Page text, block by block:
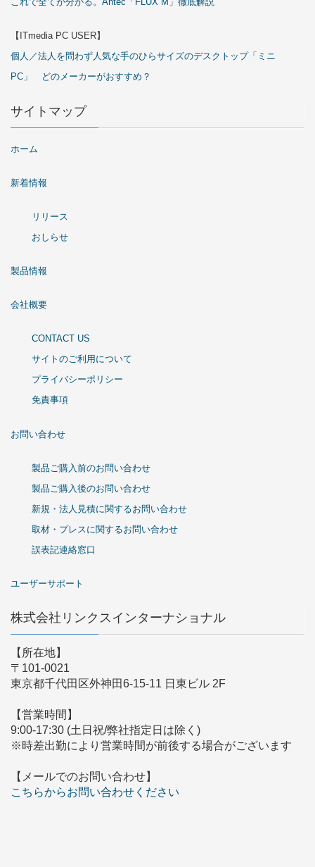
【ITmedia PC USER】
個人／法人を問わず人気な手のひらサイズのデスクトップ「ミニ
PC」 どのメーカーがおすすめ？
サイトマップ
ホーム
新着情報
リリース
おしらせ
製品情報
会社概要
CONTACT US
サイトのご利用について
プライバシーポリシー
免責事項
お問い合わせ
製品ご購入前のお問い合わせ
製品ご購入後のお問い合わせ
新規・法人見積に関するお問い合わせ
取材・プレスに関するお問い合わせ
誤表記連絡窓口
ユーザーサポート
株式会社リンクスインターナショナル
【所在地】
〒101-0021
東京都千代田区外神田6-15-11 日東ビル 2F
【営業時間】
9:00-17:30 (土日祝/弊社指定日は除く)
※時差出勤により営業時間が前後する場合がございます
【メールでのお問い合わせ】
こちらからお問い合わせください